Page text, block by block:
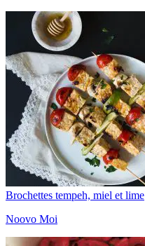
Brochettes tempeh, miel et lime
Noovo Moi